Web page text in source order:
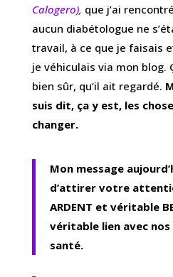
Calogero), que j’ai
aucun diabétologue ne
travail, à ce que je faisais
je véhiculais via mon blog.
bien sûr, qu’il ait regardé.
suis dit, ça y est, les
changer.
Mon message
d’attirer votre
ARDENT et véritable
véritable lien avec
santé.